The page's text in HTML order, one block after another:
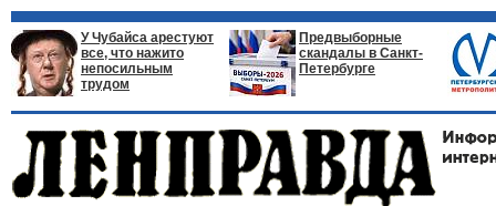
У Чубайса арестуют
все, что нажито
непосильным
трудом
Предвыборные
скандалы в Санкт-
Петербурге